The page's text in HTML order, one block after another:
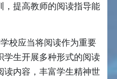
，提高教师的阅读指导能
校应当将阅读作为重要
学生开展多种形式的阅读
读内容，丰富学生精神世